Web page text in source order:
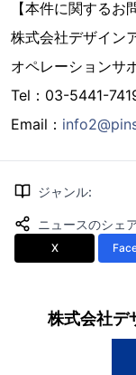
【本件に関するお
株式会社デザイン
オペレーションサ
Tel：03-5441-
Email：
ジャンル:
ニュースのシェ
X
株式会社デ